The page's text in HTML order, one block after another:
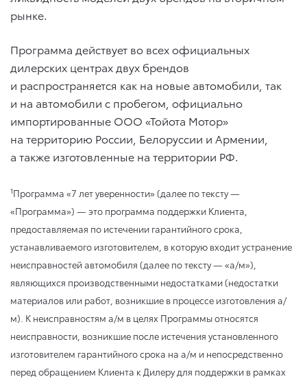
рынке.
Программа действует во всех официальных
дилерских центрах двух брендов
и распространяется как на новые автомобили, так
и на автомобили с пробегом, официально
импортированные ООО «Тойота Мотор»
на территорию России, Белоруссии и Армении,
а также изготовленные на территории РФ.
1Программа «7 лет уверенности» (далее по тексту —
«Программа») — это программа поддержки Клиента,
предоставляемая по истечении гарантийного срока,
устанавливаемого изготовителем, в которую входит устранение
неисправностей автомобиля (далее по тексту — «а/м»),
являющихся производственными недостатками (недостатки
материалов или работ, возникшие в процессе изготовления а/
м). К неисправностям а/м в целях Программы относятся
неисправности, возникшие после истечения установленного
изготовителем гарантийного срока на а/м и непосредственно
перед обращением Клиента к Дилеру для поддержки в рамках